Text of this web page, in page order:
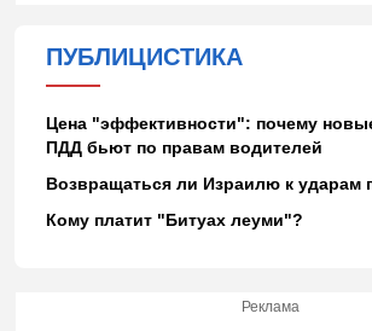
ПУБЛИЦИСТИКА
Цена "эффективности": почему
ПДД бьют по правам водителей
Возвращаться ли Израилю к ударам
Кому платит "Битуах леуми"?
Реклама